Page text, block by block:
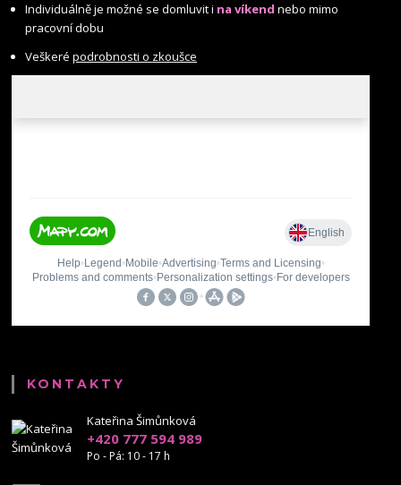
Individuálně je možné se domluvit i na víkend nebo mimo
pracovní dobu
Veškerépodrobnosti o zkoušce
KONTAKTY
Kateřina Šimůnková
+420 777 594 989
Po - Pá: 10 - 17 h